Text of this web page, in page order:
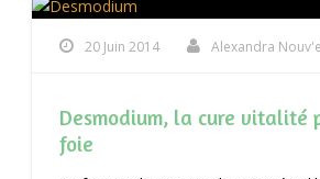
20 Juin 2014 Alexandra
Desmodium, la cure vitalité
foie